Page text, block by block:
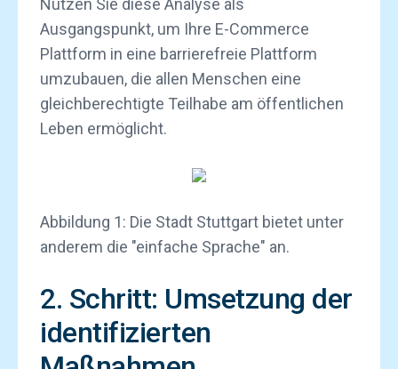
Nutzen Sie diese Analyse als
Ausgangspunkt, um Ihre E-Commerce
Plattform in eine barrierefreie Plattform
umzubauen, die allen Menschen eine
gleichberechtigte Teilhabe am öffentlichen
Leben ermöglicht.
Abbildung 1: Die Stadt Stuttgart bietet unter
anderem die "einfache Sprache" an.
2. Schritt: Umsetzung der
identifizierten